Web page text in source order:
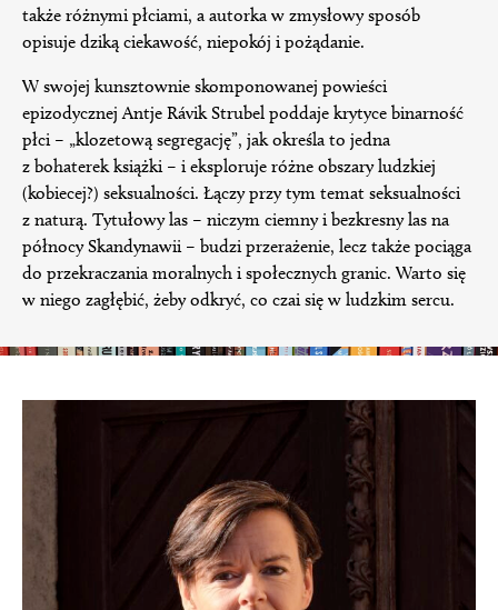
także różnymi płciami, a autorka w zmysłowy sposób
opisuje dziką ciekawość, niepokój i pożądanie.
W swojej kunsztownie skomponowanej powieści
epizodycznej Antje Rávik Strubel poddaje krytyce binarność
płci – „klozetową segregację”, jak określa to jedna
z bohaterek książki – i eksploruje różne obszary ludzkiej
(kobiecej?) seksualności. Łączy przy tym temat seksualności
z naturą. Tytułowy las – niczym ciemny i bezkresny las na
północy Skandynawii – budzi przerażenie, lecz także pociąga
do przekraczania moralnych i społecznych granic. Warto się
w niego zagłębić, żeby odkryć, co czai się w ludzkim sercu.